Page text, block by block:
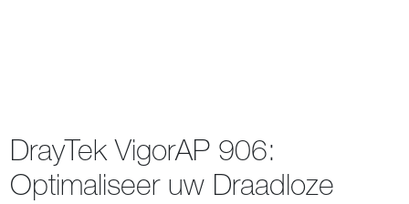
DrayTek VigorAP 906:
Optimaliseer uw Draadloze